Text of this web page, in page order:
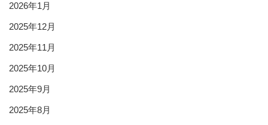
2026年1月
2025年12月
2025年11月
2025年10月
2025年9月
2025年8月